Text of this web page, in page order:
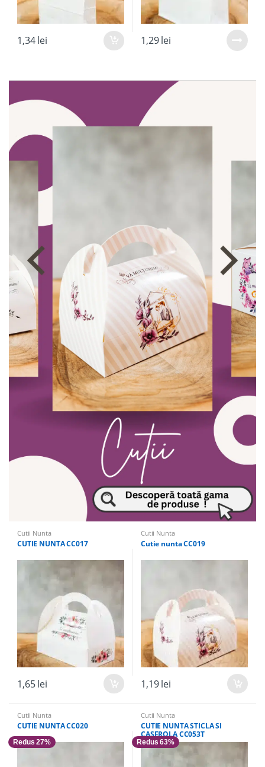
1,34lei 1,29lei
Cutii Nunta
CUTIE NUNTA CC017
1,65lei
Cutii Nunta
Cutie nunta CC019
1,19lei
Cutii Nunta
CUTIE NUNTA CC020
Redus 27%
Cutii Nunta
CUTIE NUNTA STICLA SI
CASEROLA CC053T
Redus 63%